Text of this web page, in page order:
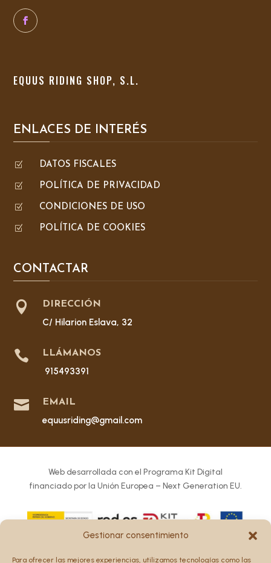
Gestionar consentimiento
Para ofrecer las mejores experiencias, utilizamos tecnologías como las
EQUUS RIDING SHOP, S.L.
ENLACES DE INTERÉS
Z DATOS FISCALES
Z POLÍTICA DE PRIVACIDAD
Z CONDICIONES DE USO
Z POLÍTICA DE COOKIES
CONTACTAR
 DIRECCIÓN
C/ Hilarion Eslava, 32
 LLÁMANOS
915493391
 EMAIL
equusriding@gmail.com
Web desarrollada con el Programa Kit Digital
financiado por la Unión Europea – Next Generation EU.